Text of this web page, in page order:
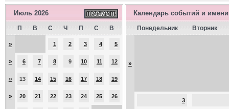
Июль 2026
П В С Ч П С В
» 1 2 3 4 5
» 6 7 8 9 10 11 12
» 13 14 15 16 17 18 19
» 20 21 22 23 24 25 26
Календарь событий и
Понедельник Вторник
»
3